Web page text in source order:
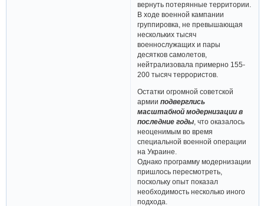
вернуть потерянные территории.
В ходе военной кампании
группировка, не превышающая
нескольких тысяч
военнослужащих и пары
десятков самолетов,
нейтрализовала примерно 155-
200 тысяч террористов.
Остатки огромной советской
армииподверглись
масштабной модернизации в
последние годы , что оказалось
неоценимым во время
специальной военной операции
на Украине.
Однако программу модернизации
пришлось пересмотреть,
поскольку опыт показал
необходимость несколько иного
подхода.